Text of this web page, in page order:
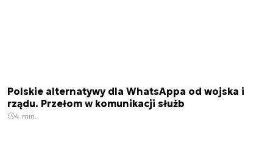
Polskie alternatywy dla WhatsAppa od wojska i
rządu. Przełom w komunikacji służb
4 min.